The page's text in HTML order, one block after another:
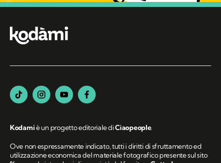
Kodamiè un progetto editoriale diCiaopeople.
Ove non espressamente indicato, tutti i diritti di sfruttamento ed
utilizzazione economica del materiale fotografico presente sul sito